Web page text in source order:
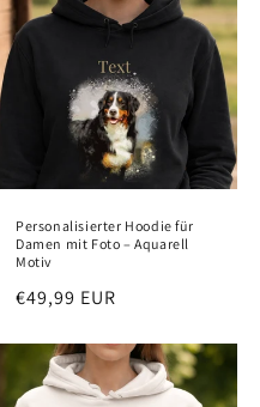
Personalisierter Hoodie für
Damen mit Foto – Aquarell
Motiv
Regular
€49,99 EUR